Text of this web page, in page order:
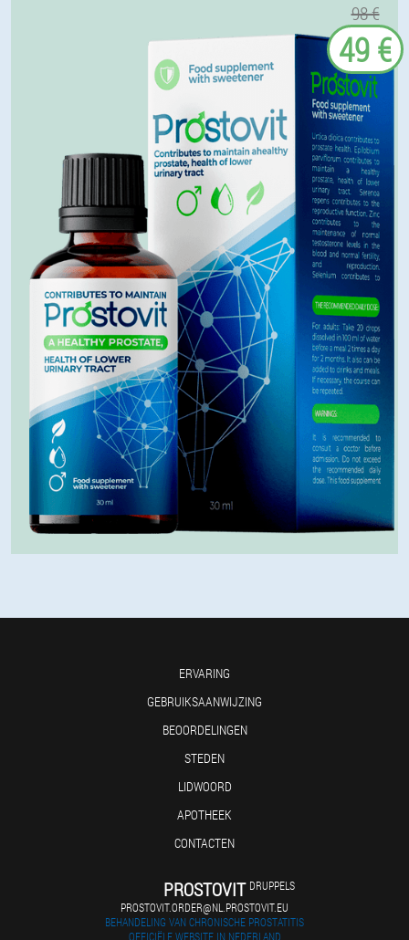
98 €
49 €
ERVARING
GEBRUIKSAANWIJZING
BEOORDELINGEN
STEDEN
LIDWOORD
APOTHEEK
CONTACTEN
PROSTOVIT DRUPPELS
PROSTOVIT.ORDER@NL.PROSTOVIT.EU
BEHANDELING VAN CHRONISCHE PROSTATITIS
OFFICIËLE WEBSITE IN NEDERLAND